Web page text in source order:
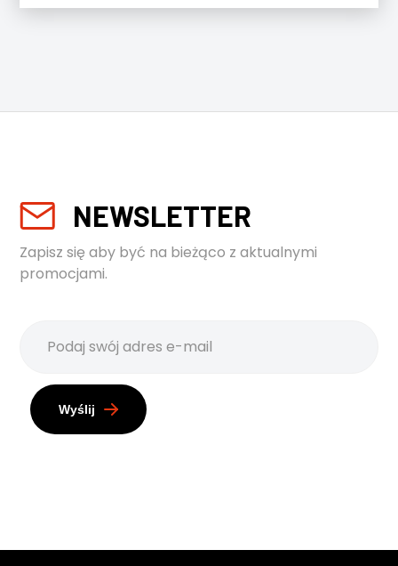
NEWSLETTER
Zapisz się aby być na bieżąco z aktualnymi
promocjami.
Wyślij